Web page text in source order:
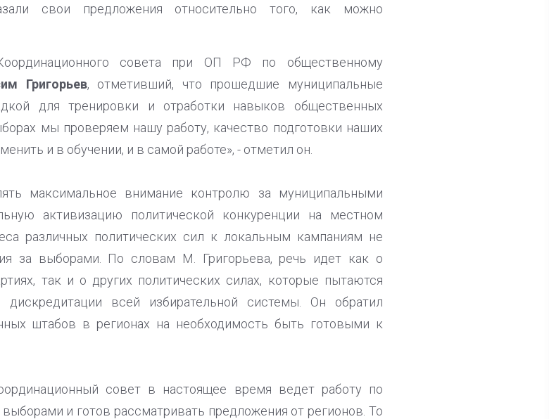
свои предложения относительно того, как можно
совета при ОП РФ по общественному
Григорьев, отметивший, что прошедшие муниципальные
для тренировки и отработки навыков общественных
мы проверяем нашу работу, качество подготовки наших
и в обучении, и в самой работе», - отметил он.
максимальное внимание контролю за муниципальными
активизацию политической конкуренции на местном
различных политических сил к локальным кампаниям не
за выборами. По словам М. Григорьева, речь идет как о
так и о других политических силах, которые пытаются
всей избирательной системы. Он обратил
штабов в регионах на необходимость быть готовыми к
совет в настоящее время ведет работу по
и готов рассматривать предложения от регионов. То